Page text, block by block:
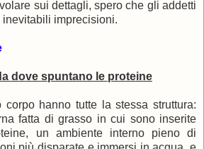
sui dettagli, spero che gli addetti
imprecisioni.
dove spuntano le proteine
corpo hanno tutte la stessa struttura:
fatta di grasso in cui sono inserite
un ambiente interno pieno di